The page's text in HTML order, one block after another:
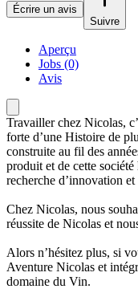
Écrire un avis
Suivre
Aperçu
Jobs (0)
Avis
Travailler chez Nicolas,
forte d’une Histoire de
construite au fil des
produit et de cette
recherche d’innovation
Chez Nicolas, nous
réussite de Nicolas et
Alors n’hésitez plus, si
Aventure Nicolas et
domaine du Vin.